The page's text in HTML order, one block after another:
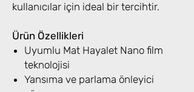
kullanıcılar için ideal bir tercihtir.
Ürün Özellikleri
Uyumlu Mat Hayalet Nano film
teknolojisi
Yansıma ve parlama önleyici